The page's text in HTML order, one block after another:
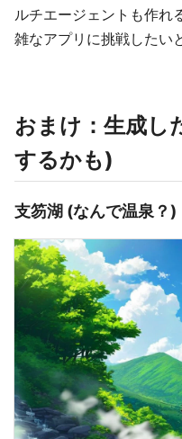
ルチエージェントも作れ
雑なアプリに挑戦したい
おまけ：生成し
するかも)
支笏湖 (なんで温泉？)